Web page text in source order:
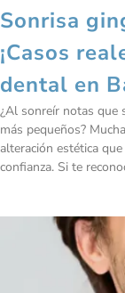
Sonrisa
¡Casos
dental en
¿Al sonreír notas que
más pequeños?
alteración estética
confianza. Si te